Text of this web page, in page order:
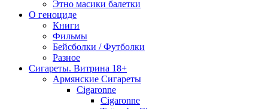
Этно масики балетки
О геноциде
Книги
Фильмы
Бейсболки / Футболки
Разное
Сигареты. Витрина 18+
Армянские Сигареты
Cigaronne
Cigaronne